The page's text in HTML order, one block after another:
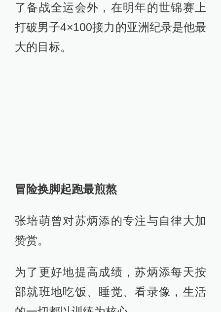
为了更好地提高成绩，苏炳添每天按
部就班地吃饭、睡觉、看录像，生活
的一切都以训练为核心。
改变了自己的起跑技术，将原先右脚
可是肌肉都是有记忆的，这样的改变
吃饭一样，你常用的一只手换成了另
一只。”